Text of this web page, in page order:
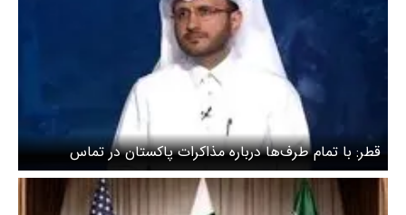
قطر: با تمام طرف‌ها درباره مذاکرات پاکستان در تماس
هستیم